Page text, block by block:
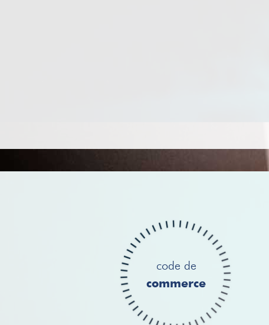
code de
commerce